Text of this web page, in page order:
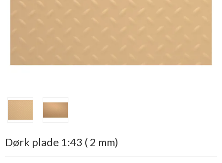
Dørk plade 1:43 ( 2 mm)